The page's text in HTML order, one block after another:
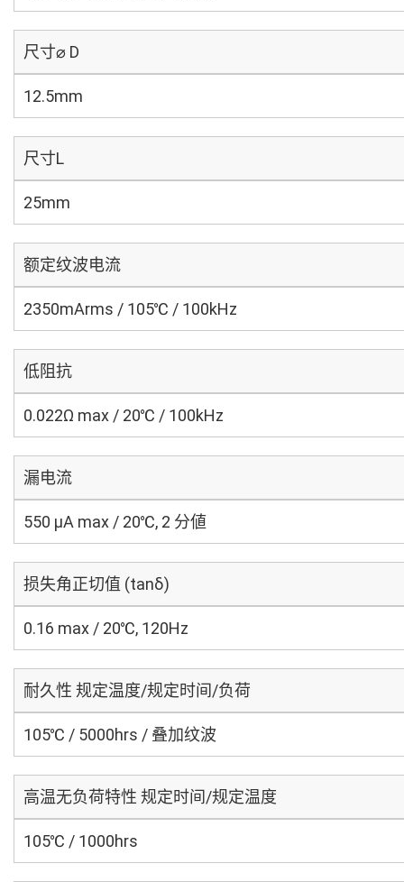
尺寸⌀ D
12.5mm
尺寸L
25mm
额定纹波电流
2350mArms / 105℃ / 100kHz
低阻抗
0.022Ω max / 20℃ / 100kHz
漏电流
550 μA max / 20℃, 2 分値
损失角正切值 (tanδ)
0.16 max / 20℃, 120Hz
耐久性 规定温度/规定时间/负荷
105℃ / 5000hrs / 叠加纹波
高温无负荷特性 规定时间/规定温度
105℃ / 1000hrs